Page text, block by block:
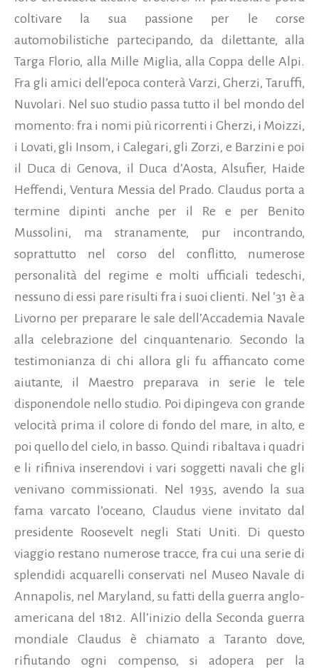
coltivare la sua passione per le corse
automobilistiche partecipando, da dilettante, alla
Targa Florio, alla Mille Miglia, alla Coppa delle Alpi.
Fra gli amici dell’epoca conterà Varzi, Gherzi, Taruffi,
Nuvolari. Nel suo studio passa tutto il bel mondo del
momento: fra i nomi più ricorrenti i Gherzi, i Moizzi,
i Lovati, gli Insom, i Calegari, gli Zorzi, e Barzini e poi
il Duca di Genova, il Duca d’Aosta, Alsufier, Haide
Heffendi, Ventura Messia del Prado. Claudus porta a
termine dipinti anche per il Re e per Benito
Mussolini, ma stranamente, pur incontrando,
soprattutto nel corso del conflitto, numerose
personalità del regime e molti ufficiali tedeschi,
nessuno di essi pare risulti fra i suoi clienti. Nel ’31 è a
Livorno per preparare le sale dell’Accademia Navale
alla celebrazione del cinquantenario. Secondo la
testimonianza di chi allora gli fu affiancato come
aiutante, il Maestro preparava in serie le tele
disponendole nello studio. Poi dipingeva con grande
velocità prima il colore di fondo del mare, in alto, e
poi quello del cielo, in basso. Quindi ribaltava i quadri
e li rifiniva inserendovi i vari soggetti navali che gli
venivano commissionati. Nel 1935, avendo la sua
fama varcato l’oceano, Claudus viene invitato dal
presidente Roosevelt negli Stati Uniti. Di questo
viaggio restano numerose tracce, fra cui una serie di
splendidi acquarelli conservati nel Museo Navale di
Annapolis, nel Maryland, su fatti della guerra anglo-
americana del 1812. All’inizio della Seconda guerra
mondiale Claudus è chiamato a Taranto dove,
rifiutando ogni compenso, si adopera per la